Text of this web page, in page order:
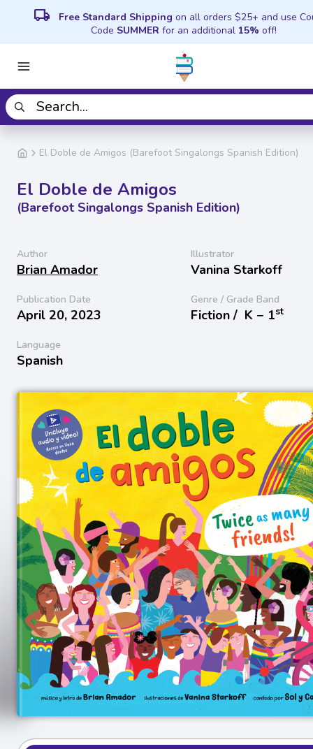
local_shipping Free Standard Shipping on all orders $25+ and use
Code SUMMER for an additional 15% off!
El Doble de Amigos (Barefoot Singalongs Spanish Edition)
El Doble de Amigos
(Barefoot Singalongs Spanish Edition)
Author
Brian Amador
Illustrator
Vanina Starkoff
Publication Date
April 20, 2023
Genre / Grade Band
Fiction / K − 1st
Language
Spanish